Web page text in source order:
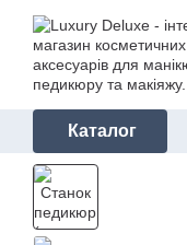
Перейти до основного
Каталог